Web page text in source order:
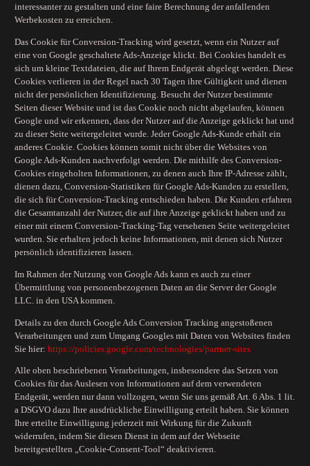
interessanter zu gestalten und eine faire Berechnung der anfallenden
Werbekosten zu erreichen.
Das Cookie für Conversion-Tracking wird gesetzt, wenn ein Nutzer auf
eine von Google geschaltete Ads-Anzeige klickt. Bei Cookies handelt es
sich um kleine Textdateien, die auf Ihrem Endgerät abgelegt werden. Diese
Cookies verlieren in der Regel nach 30 Tagen ihre Gültigkeit und dienen
nicht der persönlichen Identifizierung. Besucht der Nutzer bestimmte
Seiten dieser Website und ist das Cookie noch nicht abgelaufen, können
Google und wir erkennen, dass der Nutzer auf die Anzeige geklickt hat und
zu dieser Seite weitergeleitet wurde. Jeder Google Ads-Kunde erhält ein
anderes Cookie. Cookies können somit nicht über die Websites von
Google Ads-Kunden nachverfolgt werden. Die mithilfe des Conversion-
Cookies eingeholten Informationen, zu denen auch Ihre IP-Adresse zählt,
dienen dazu, Conversion-Statistiken für Google Ads-Kunden zu erstellen,
die sich für Conversion-Tracking entschieden haben. Die Kunden erfahren
die Gesamtanzahl der Nutzer, die auf ihre Anzeige geklickt haben und zu
einer mit einem Conversion-Tracking-Tag versehenen Seite weitergeleitet
wurden. Sie erhalten jedoch keine Informationen, mit denen sich Nutzer
persönlich identifizieren lassen.
Im Rahmen der Nutzung von Google Ads kann es auch zu einer
Übermittlung von personenbezogenen Daten an die Server der Google
LLC. in den USA kommen.
Details zu den durch Google Ads Conversion Tracking angestoßenen
Verarbeitungen und zum Umgang Googles mit Daten von Websites finden
Sie hier: https://policies.google.com/technologies/partner-sites
Alle oben beschriebenen Verarbeitungen, insbesondere das Setzen von
Cookies für das Auslesen von Informationen auf dem verwendeten
Endgerät, werden nur dann vollzogen, wenn Sie uns gemäß Art. 6 Abs. 1 lit.
a DSGVO dazu Ihre ausdrückliche Einwilligung erteilt haben. Sie können
Ihre erteilte Einwilligung jederzeit mit Wirkung für die Zukunft
widerrufen, indem Sie diesen Dienst in dem auf der Webseite
bereitgestellten „Cookie-Consent-Tool“ deaktivieren.